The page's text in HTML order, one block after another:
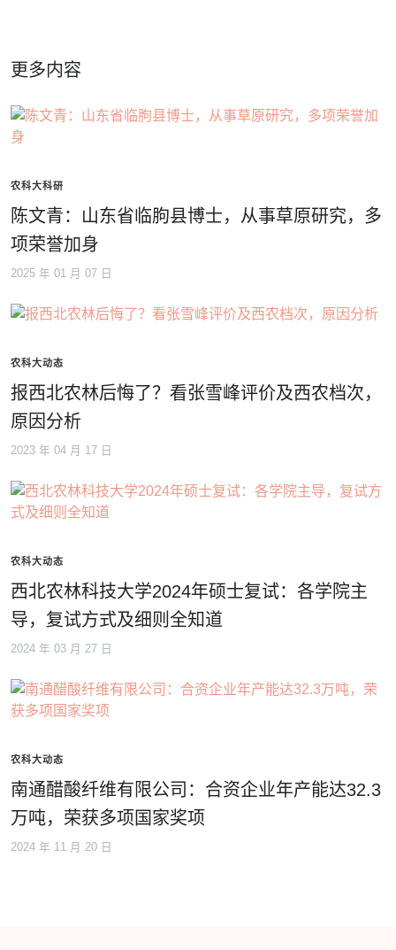
更多内容
农科大科研
陈文青：山东省临朐县博士，从事草原研究，多
项荣誉加身
2025 年 01 月 07 日
农科大动态
报西北农林后悔了？看张雪峰评价及西农档次，
原因分析
2023 年 04 月 17 日
农科大动态
西北农林科技大学2024年硕士复试：各学院主
导，复试方式及细则全知道
2024 年 03 月 27 日
农科大动态
南通醋酸纤维有限公司：合资企业年产能达32.3
万吨，荣获多项国家奖项
2024 年 11 月 20 日